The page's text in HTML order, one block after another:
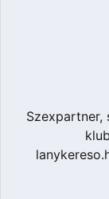
Szexpartner,